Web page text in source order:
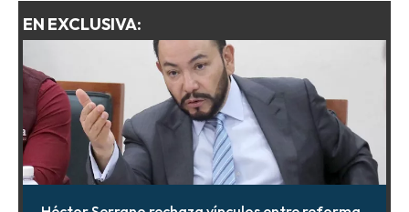
EN EXCLUSIVA: